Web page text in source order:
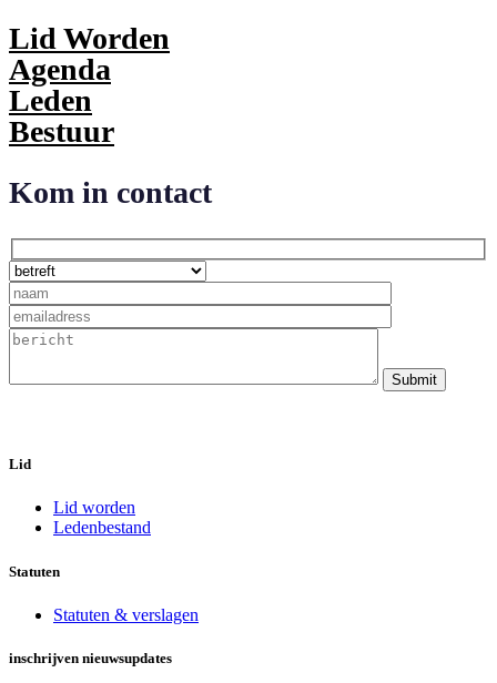
Lid Worden
Agenda
Leden
Bestuur
Kom in contact
Submit
Lid
Lid worden
Ledenbestand
Statuten
Statuten & verslagen
inschrijven nieuwsupdates